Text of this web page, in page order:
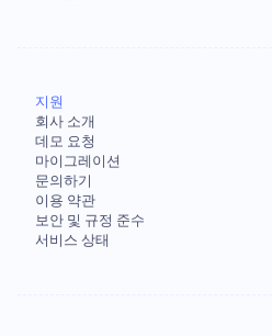
지원
회사 소개
데모 요청
마이그레이션
문의하기
이용 약관
보안 및 규정 준수
서비스 상태